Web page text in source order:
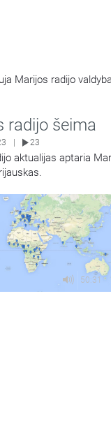
Marijos radijo
radijo šeima
23
aktualijas aptaria
50:31